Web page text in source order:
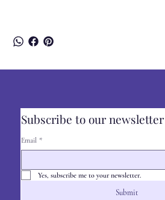
Subscribe to our newsletter
Email *
Yes, subscribe me to your newsletter.
Submit